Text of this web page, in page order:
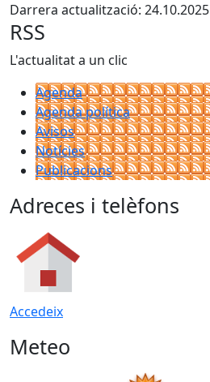
Darrera actualització:
RSS
L'actualitat a un clic
Agenda
Agenda política
Avisos
Notícies
Publicacions
Adreces i telèfons
Accedeix
Meteo